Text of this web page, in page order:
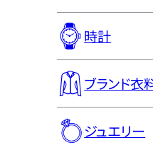
時計
ブランド衣
ジュエリー